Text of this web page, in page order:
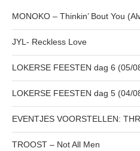
MONOKO – Thinkin’ Bout You
JYL- Reckless Love
LOKERSE FEESTEN dag 6 (05/
LOKERSE FEESTEN dag 5 (04/
EVENTJES VOORSTELLEN:
TROOST – Not All Men